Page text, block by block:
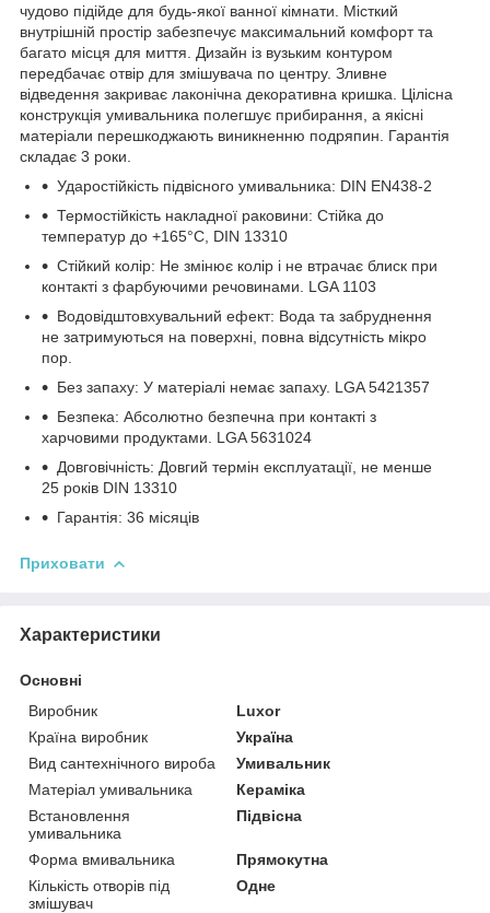
чудово підійде для будь-якої ванної кімнати. Місткий
внутрішній простір забезпечує максимальний комфорт та
багато місця для миття. Дизайн із вузьким контуром
передбачає отвір для змішувача по центру. Зливне
відведення закриває лаконічна декоративна кришка. Цілісна
конструкція умивальника полегшує прибирання, а якісні
матеріали перешкоджають виникненню подряпин. Гарантія
складає 3 роки.
Ударостійкість підвісного умивальника: DIN EN438-2
Термостійкість накладної раковини: Стійка до
температур до +165°C, DIN 13310
Стійкий колір: Не змінює колір і не втрачає блиск при
контакті з фарбуючими речовинами. LGA 1103
Водовідштовхувальний ефект: Вода та забруднення
не затримуються на поверхні, повна відсутність мікро
пор.
Без запаху: У матеріалі немає запаху. LGA 5421357
Безпека: Абсолютно безпечна при контакті з
харчовими продуктами. LGA 5631024
Довговічність: Довгий термін експлуатації, не менше
25 років DIN 13310
Гарантія: 36 місяців
Приховати
Характеристики
Основні
Виробник
Luxor
Країна виробник
Україна
Вид сантехнічного вироба
Умивальник
Матеріал умивальника
Кераміка
Встановлення
умивальника
Підвісна
Форма вмивальника
Прямокутна
Кількість отворів під
змішувач
Одне